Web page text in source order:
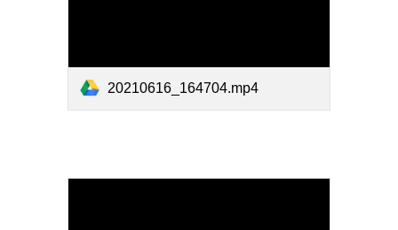
20210616_164704.mp4